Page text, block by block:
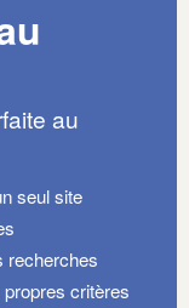
au
seul site
recherches
critères